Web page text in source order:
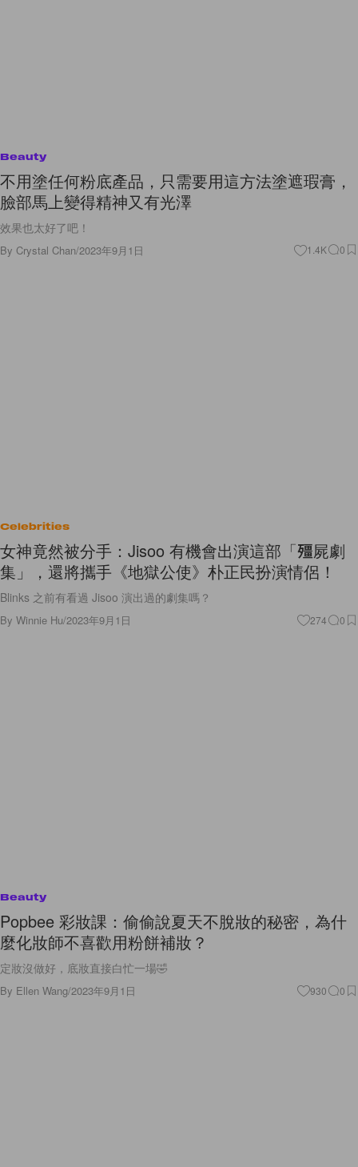
Beauty
不用塗任何粉底產品，只需要用這方法塗遮瑕膏，
臉部馬上變得精神又有光澤
效果也太好了吧！
By Crystal Chan/2023年9月1日 1.4K 0
Celebrities
女神竟然被分手：Jisoo 有機會出演這部「殭屍劇
集」，還將攜手《地獄公使》朴正民扮演情侶！
Blinks 之前有看過 Jisoo 演出過的劇集嗎？
By Winnie Hu/2023年9月1日 274 0
Beauty
Popbee 彩妝課：偷偷說夏天不脫妝的秘密，為什
麼化妝師不喜歡用粉餅補妝？
定妝沒做好，底妝直接白忙一場🤣
By Ellen Wang/2023年9月1日 930 0